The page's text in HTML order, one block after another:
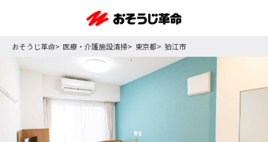
おそうじ革命 医療・介護施設清掃 東京都 狛江市